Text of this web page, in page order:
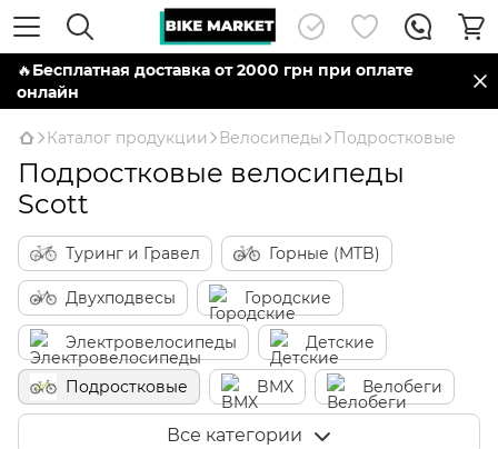
🔥Бесплатная доставка от 2000 грн при оплате
онлайн
Каталог продукции Велосипеды Подростковые
Подростковые велосипеды
Scott
Туринг и Гравел Горные (MTB)
Двухподвесы Городские
Электровелосипеды Детские
Подростковые BMX Велобеги
Все категории